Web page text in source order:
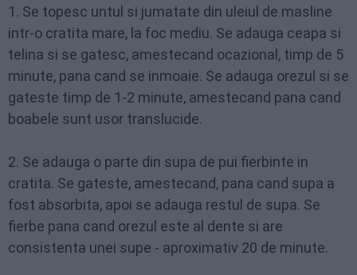
1. Se topesc untul si jumatate din uleiul de masline
intr-o cratita mare, la foc mediu. Se adauga ceapa si
telina si se gatesc, amestecand ocazional, timp de 5
minute, pana cand se inmoaie. Se adauga orezul si se
gateste timp de 1-2 minute, amestecand pana cand
boabele sunt usor translucide.
2. Se adauga o parte din supa de pui fierbinte in
cratita. Se gateste, amestecand, pana cand supa a
fost absorbita, apoi se adauga restul de supa. Se
fierbe pana cand orezul este al dente si are
consistenta unei supe - aproximativ 20 de minute.